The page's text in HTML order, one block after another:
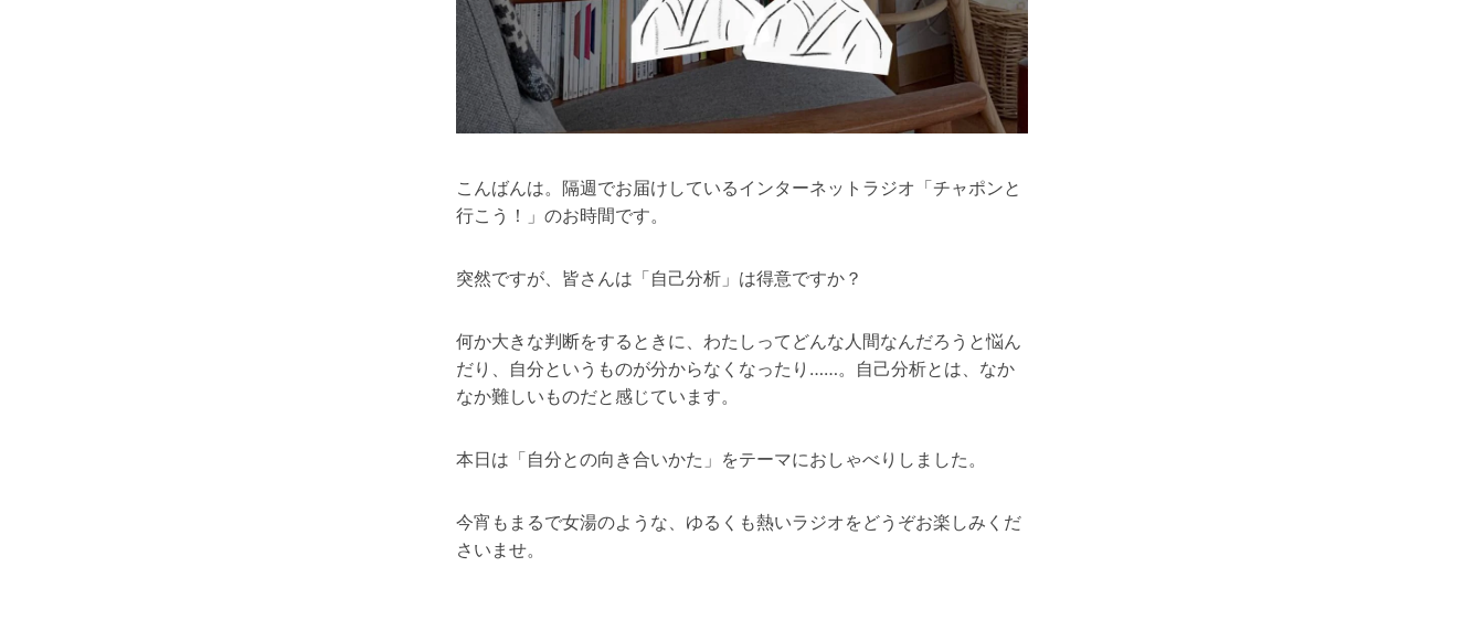
こんばんは。隔週でお届けしているインターネットラジオ「チャポンと
行こう！」のお時間です。
突然ですが、皆さんは「自己分析」は得意ですか？
何か大きな判断をするときに、わたしってどんな人間なんだろうと悩ん
だり、自分というものが分からなくなったり……。自己分析とは、なか
なか難しいものだと感じています。
本日は「自分との向き合いかた」をテーマにおしゃべりしました。
今宵もまるで女湯のような、ゆるくも熱いラジオをどうぞお楽しみくだ
さいませ。